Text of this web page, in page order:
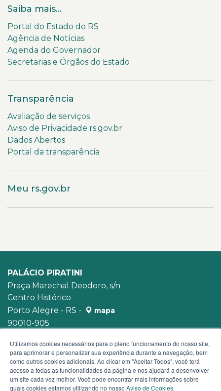
Saiba mais...
Portal do Estado do RS
Agência de Notícias
Agenda do Governador
Secretarias e Órgãos do Estado
Transparência
Avaliação de serviços
Aviso de Privacidade rs.gov.br
Dados Abertos
Portal da transparência
Meu rs.gov.br
PALÁCIO PIRATINI
Praça Marechal Deodoro, s/n
Centro Histórico
Porto Alegre - RS -
mapa
90010-905
Utilizamos cookies necessários para o pleno funcionamento do nosso site,
para aprimorar e personalizar sua experiência durante a navegação, bem
como outros cookies adicionais. Ao clicar em "Aceitar Todos", você terá
acesso a todas as funcionalidades da página e nos ajudará a desenvolver
um site cada vez melhor. Você pode encontrar mais informações sobre
quais cookies estamos utilizando no nosso Aviso de Cookies.